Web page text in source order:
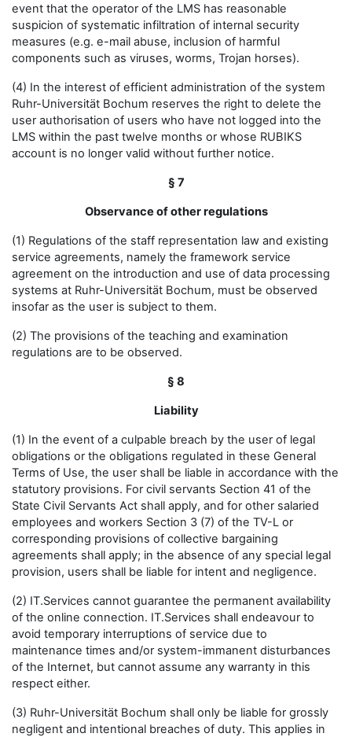
event that the operator of the LMS has reasonable
suspicion of systematic infiltration of internal security
measures (e.g. e-mail abuse, inclusion of harmful
components such as viruses, worms, Trojan horses).
(4) In the interest of efficient administration of the system
Ruhr-Universität Bochum reserves the right to delete the
user authorisation of users who have not logged into the
LMS within the past twelve months or whose RUBIKS
account is no longer valid without further notice.
§ 7
Observance of other regulations
(1) Regulations of the staff representation law and existing
service agreements, namely the framework service
agreement on the introduction and use of data processing
systems at Ruhr-Universität Bochum, must be observed
insofar as the user is subject to them.
(2) The provisions of the teaching and examination
regulations are to be observed.
§ 8
Liability
(1) In the event of a culpable breach by the user of legal
obligations or the obligations regulated in these General
Terms of Use, the user shall be liable in accordance with the
statutory provisions. For civil servants Section 41 of the
State Civil Servants Act shall apply, and for other salaried
employees and workers Section 3 (7) of the TV-L or
corresponding provisions of collective bargaining
agreements shall apply; in the absence of any special legal
provision, users shall be liable for intent and negligence.
(2) IT.Services cannot guarantee the permanent availability
of the online connection. IT.Services shall endeavour to
avoid temporary interruptions of service due to
maintenance times and/or system-immanent disturbances
of the Internet, but cannot assume any warranty in this
respect either.
(3) Ruhr-Universität Bochum shall only be liable for grossly
negligent and intentional breaches of duty. This applies in